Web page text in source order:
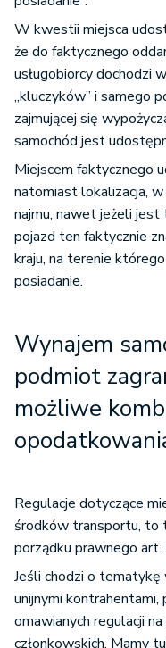
W kwestii miejsca
że do faktycznego
usługobiorcy dochodzi
„kluczyków” i samego
zajmującej się
samochód jest
Miejscem faktycznego
natomiast lokalizacja,
najmu, nawet jeżeli jest
pojazd ten faktycznie
kraju, na terenie
posiadanie.
Wynajem
podmiot
możliwe
Regulacje dotyczące
środków transportu, to
porządku prawnego
Jeśli chodzi o
unijnymi kontrahentami,
omawianych regulacji
członkowskich. Mamy